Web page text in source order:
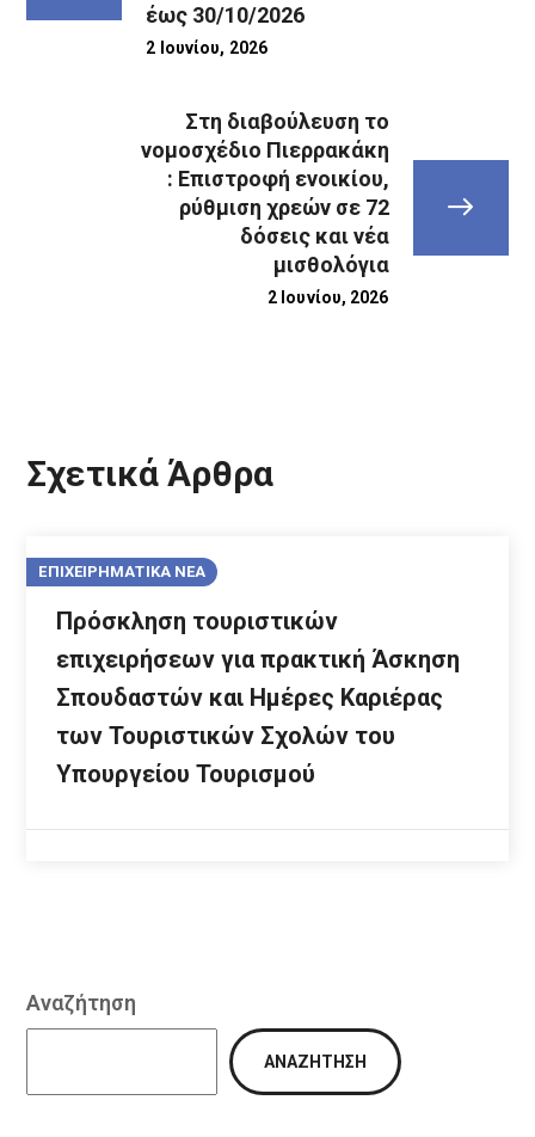
έως 30/10/2026
2 Ιουνίου, 2026
Στη διαβούλευση το
νομοσχέδιο Πιερρακάκη
: Eπιστροφή ενοικίου,
ρύθμιση χρεών σε 72
δόσεις και νέα
μισθολόγια
2 Ιουνίου, 2026
Σχετικά Άρθρα
ΕΠΙΧΕΙΡΗΜΑΤΙΚΑ ΝΕΑ
Πρόσκληση τουριστικών
επιχειρήσεων για πρακτική Άσκηση
Σπουδαστών και Ημέρες Καριέρας
των Τουριστικών Σχολών του
Υπουργείου Τουρισμού
Αναζήτηση
ΑΝΑΖΉΤΗΣΗ